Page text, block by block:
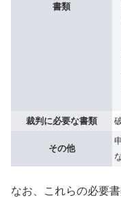
書類
裁判に必要な書類
その他
なお、これらの必要